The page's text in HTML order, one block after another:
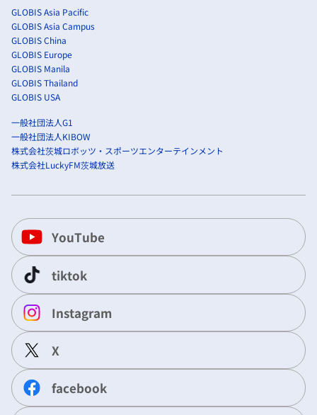
GLOBIS Asia Pacific
GLOBIS Asia Campus
GLOBIS China
GLOBIS Europe
GLOBIS Manila
GLOBIS Thailand
GLOBIS USA
一般社団法人G1
一般社団法人KIBOW
株式会社茨城ロボッツ・スポーツエンターテインメント
株式会社LuckyFM茨城放送
YouTube
tiktok
Instagram
X
facebook